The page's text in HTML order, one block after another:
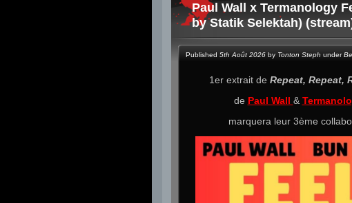
Paul Wall x Termanology
by Statik Selektah)
Published 5th Août 2026 by Tonton Steph under
1er extrait de Repeat, Repeat,
de Paul Wall &
marquera leur 3ème